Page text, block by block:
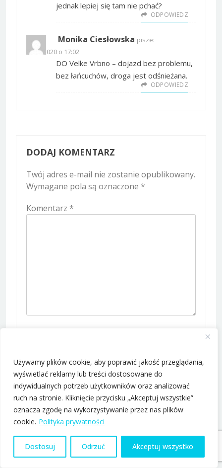
Używamy plików cookie, aby poprawić jakość przeglądania,
wyświetlać reklamy lub treści dostosowane do
indywidualnych potrzeb użytkowników oraz analizować
ruch na stronie. Kliknięcie przycisku „Akceptuj wszystkie”
oznacza zgodę na wykorzystywanie przez nas plików
cookie. Polityka prywatności
Dostosuj Odrzuć Akceptuj wszystko
jednak lepiej się tam nie pchać?
ODPOWIEDZ
Monika Ciesłowska pisze:
06.02.2020 o 17:02
DO Velke Vrbno – dojazd bez problemu,
bez łańcuchów, droga jest odśnieżana.
ODPOWIEDZ
DODAJ KOMENTARZ
Twój adres e-mail nie zostanie opublikowany.
Wymagane pola są oznaczone *
Komentarz *
E-mail*
Witryna internetowa
Zapisz moje dane, adres e-mail i witrynę w